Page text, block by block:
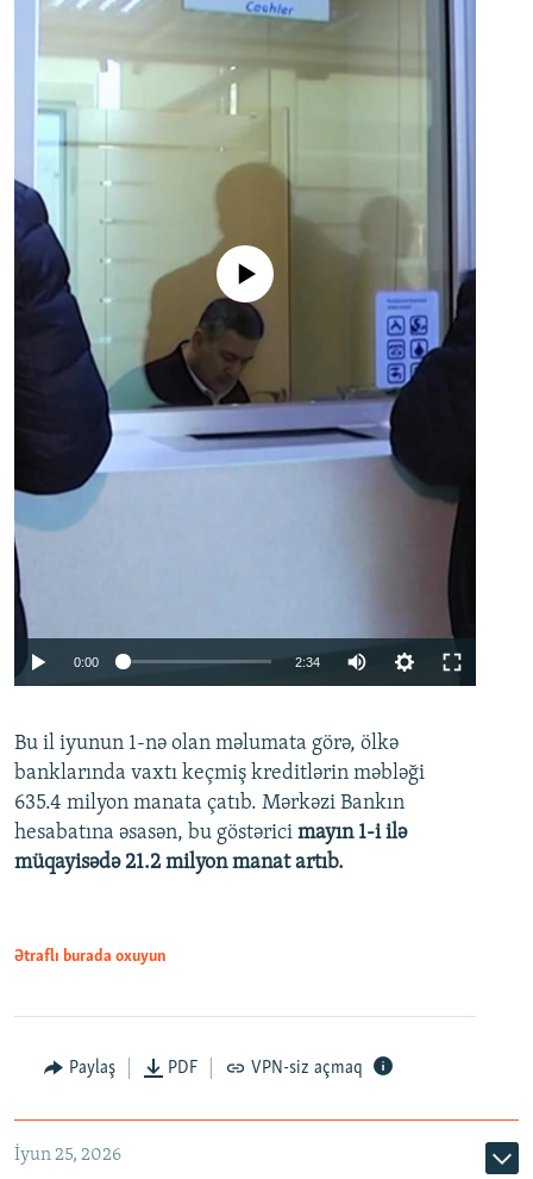
Auto 240p 360p 480p
720p 1080p
No media source currently available
0:00 2:34
360p
480p
720p
Bu il iyunun 1-nə olan məlumata görə, ölkə
banklarında vaxtı keçmiş kreditlərin məbləği
635.4 milyon manata çatıb. Mərkəzi Bankın
hesabatına əsasən, bu göstərici mayın 1-i ilə
müqayisədə 21.2 milyon manat artıb.
Ətraflı burada oxuyun
Paylaş PDF VPN-siz açmaq
İyun 25, 2026